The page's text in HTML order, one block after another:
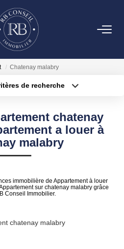
Chatenay malabry
de recherche
Surface min
Plus de critères
chatenay
a louer à
malabry
immobilière de Appartement à louer
sur chatenay malabry grâce
Conseil Immobilier.
chatenay malabry